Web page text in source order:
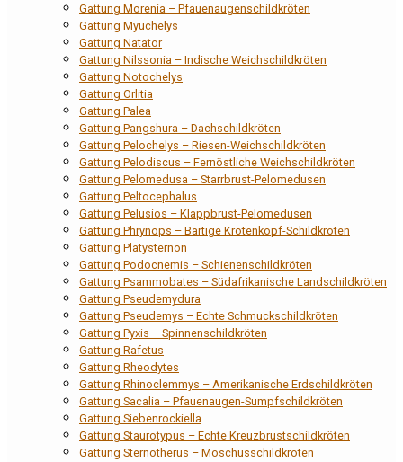
Gattung Morenia – Pfauenaugenschildkröten
Gattung Myuchelys
Gattung Natator
Gattung Nilssonia – Indische Weichschildkröten
Gattung Notochelys
Gattung Orlitia
Gattung Palea
Gattung Pangshura – Dachschildkröten
Gattung Pelochelys – Riesen-Weichschildkröten
Gattung Pelodiscus – Fernöstliche Weichschildkröten
Gattung Pelomedusa – Starrbrust-Pelomedusen
Gattung Peltocephalus
Gattung Pelusios – Klappbrust-Pelomedusen
Gattung Phrynops – Bärtige Krötenkopf-Schildkröten
Gattung Platysternon
Gattung Podocnemis – Schienenschildkröten
Gattung Psammobates – Südafrikanische Landschildkröten
Gattung Pseudemydura
Gattung Pseudemys – Echte Schmuckschildkröten
Gattung Pyxis – Spinnenschildkröten
Gattung Rafetus
Gattung Rheodytes
Gattung Rhinoclemmys – Amerikanische Erdschildkröten
Gattung Sacalia – Pfauenaugen-Sumpfschildkröten
Gattung Siebenrockiella
Gattung Staurotypus – Echte Kreuzbrustschildkröten
Gattung Sternotherus – Moschusschildkröten